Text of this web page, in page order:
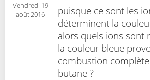
Vendredi 19
août 2016
puisque ce sont les
déterminent la
alors quels ions sont
la couleur bleue
combustion
butane ?